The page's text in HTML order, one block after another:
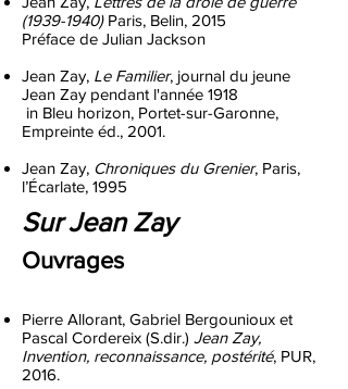
(1939-1940)Paris, Belin, 2015
Préface de Julian Jackson
Jean Zay, Le Familier, journal du jeune
Jean Zay pendant l'année 1918
in Bleu horizon, Portet-sur-Garonne,
Empreinte éd., 2001.
Jean Zay, Chroniques du Grenier, Paris,
l’Écarlate, 1995
Sur Jean Zay
Ouvrages
Pierre Allorant, Gabriel Bergounioux et
Pascal Cordereix (S.dir.) Jean Zay,
Invention, reconnaissance, postérité, PUR,
2016.